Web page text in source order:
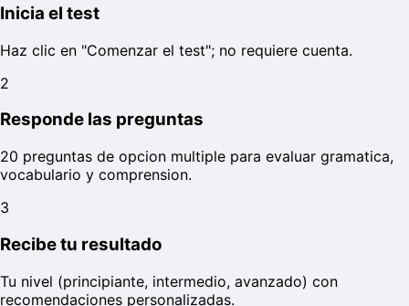
Inicia el test
Haz clic en "Comenzar el test"; no requiere cuenta.
2
Responde las preguntas
20 preguntas de opcion multiple para evaluar gramatica,
vocabulario y comprension.
3
Recibe tu resultado
Tu nivel (principiante, intermedio, avanzado) con
recomendaciones personalizadas.